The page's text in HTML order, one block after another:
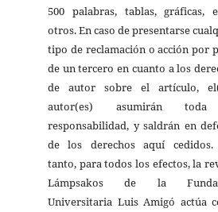
500 palabras, tablas, gráficas,
otros. En caso de presentarse
tipo de reclamación o acción por
de un tercero en cuanto a los
de autor sobre el artículo,
autor(es) asumirán
responsabilidad, y saldrán en
de los derechos aquí
tanto, para todos los efectos, la
Lámpsakos de la
Universitaria Luis Amigó actúa